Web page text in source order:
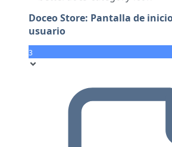
Doceo Store: Pantalla de
usuario
3